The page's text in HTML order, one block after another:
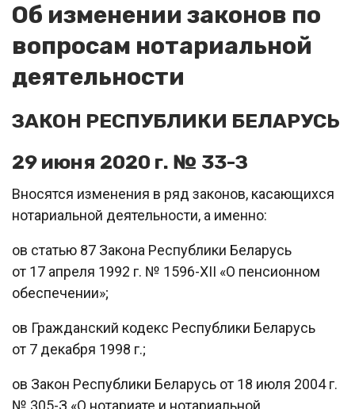
Об изменении законов по
вопросам нотариальной
деятельности
ЗАКОН РЕСПУБЛИКИ БЕЛАРУСЬ
29 июня 2020 г. № 33-З
Вносятся изменения в ряд законов, касающихся
нотариальной деятельности, а именно:
oв статью 87 Закона Республики Беларусь
от 17 апреля 1992 г. № 1596-XII «О пенсионном
обеспечении»;
oв Гражданский кодекс Республики Беларусь
от 7 декабря 1998 г.;
oв Закон Республики Беларусь от 18 июля 2004 г.
№ 305-З «О нотариате и нотариальной